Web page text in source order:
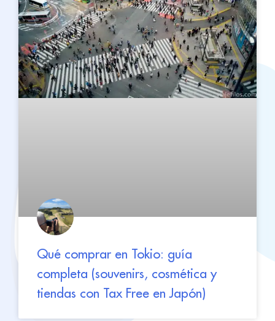
Qué comprar en Tokio: guía
completa (souvenirs, cosmética y
tiendas con Tax Free en Japón)